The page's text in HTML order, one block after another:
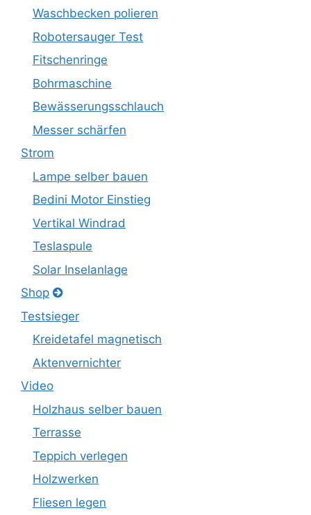
Waschbecken polieren
Robotersauger Test
Fitschenringe
Bohrmaschine
Bewässerungsschlauch
Messer schärfen
Strom
Lampe selber bauen
Bedini Motor Einstieg
Vertikal Windrad
Teslaspule
Solar Inselanlage
Shop
Testsieger
Kreidetafel magnetisch
Aktenvernichter
Video
Holzhaus selber bauen
Terrasse
Teppich verlegen
Holzwerken
Fliesen legen